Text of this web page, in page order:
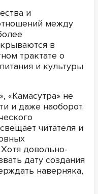
и
между
в
трактате о
и культуры
«Камасутра» не
и даже наоборот.
читателя и
довольно-
дату создания
наверняка,